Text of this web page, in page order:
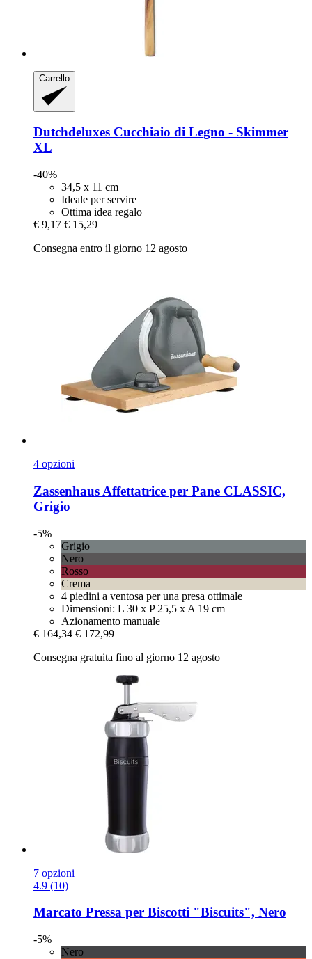
Carrello
Dutchdeluxes Cucchiaio di Legno -​ Skimmer
XL
-40%
34,5 x 11 cm
Ideale per servire
Ottima idea regalo
€ 9,17 € 15,29
Consegna entro il giorno 12 agosto
4 opzioni
Zassenhaus Affettatrice per Pane CLASSIC,
Grigio
-5%
Grigio
Nero
Rosso
Crema
4 piedini a ventosa per una presa ottimale
Dimensioni: L 30 x P 25,5 x A 19 cm
Azionamento manuale
€ 164,34 € 172,99
Consegna gratuita fino al giorno 12 agosto
7 opzioni
4.9 (10)
Marcato Pressa per Biscotti "Biscuits", Nero
-5%
Nero